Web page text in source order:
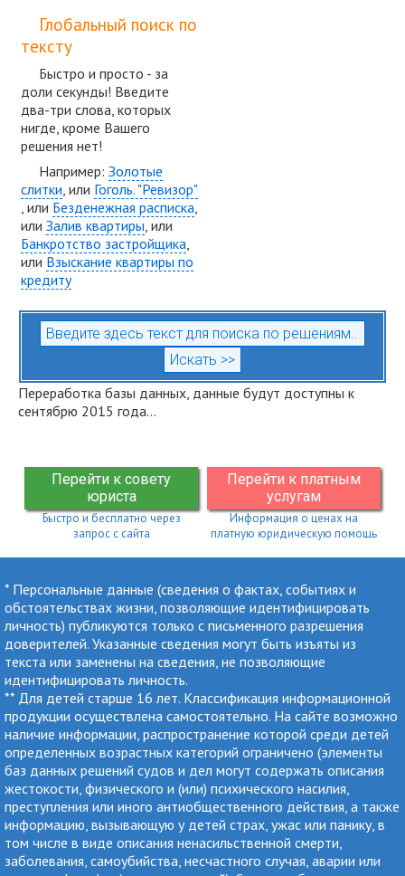
Глобальный поиск по
тексту
Быстро и просто - за
доли секунды! Введите
два-три слова, которых
нигде, кроме Вашего
решения нет!
Например: Золотые
слитки, или Гоголь. "Ревизор"
, или Безденежная расписка,
или Залив квартиры, или
Банкротство застройщика,
или Взыскание квартиры по
кредиту
Переработка базы данных, данные будут доступны к
сентябрю 2015 года...
Перейти к совету
юриста
Перейти к платным
услугам
Быстро и бесплатно через
запрос с сайта
Информация о ценах на
платную юридическую помощь
* Персональные данные (сведения о фактах, событиях и
обстоятельствах жизни, позволяющие идентифицировать
личность) публикуются только с письменного разрешения
доверителей. Указанные сведения могут быть изъяты из
текста или заменены на сведения, не позволяющие
идентифицировать личность.
** Для детей старше 16 лет. Классификация информационной
продукции осуществлена самостоятельно. На сайте возможно
наличие информации, распространение которой среди детей
определенных возрастных категорий ограничено (элементы
баз данных решений судов и дел могут содержать описания
жестокости, физического и (или) психического насилия,
преступления или иного антиобщественного действия, а также
информацию, вызывающую у детей страх, ужас или панику, в
том числе в виде описания ненасильственной смерти,
заболевания, самоубийства, несчастного случая, аварии или